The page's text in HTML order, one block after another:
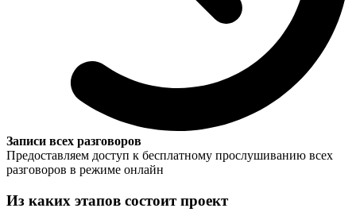
Записи всех разговоров
Предоставляем доступ к бесплатному прослушиванию всех
разговоров в режиме онлайн
Из каких этапов состоит проект